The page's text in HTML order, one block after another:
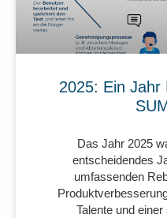
2025: Ein Jahr
Das Jahr 2025
entscheidendes
umfassenden
Talente und